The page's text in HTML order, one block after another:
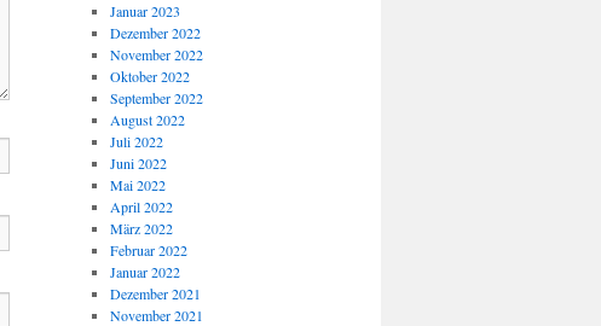
Januar 2023
Dezember 2022
November 2022
Oktober 2022
September 2022
August 2022
Juli 2022
Juni 2022
Mai 2022
April 2022
März 2022
Februar 2022
Januar 2022
Dezember 2021
November 2021